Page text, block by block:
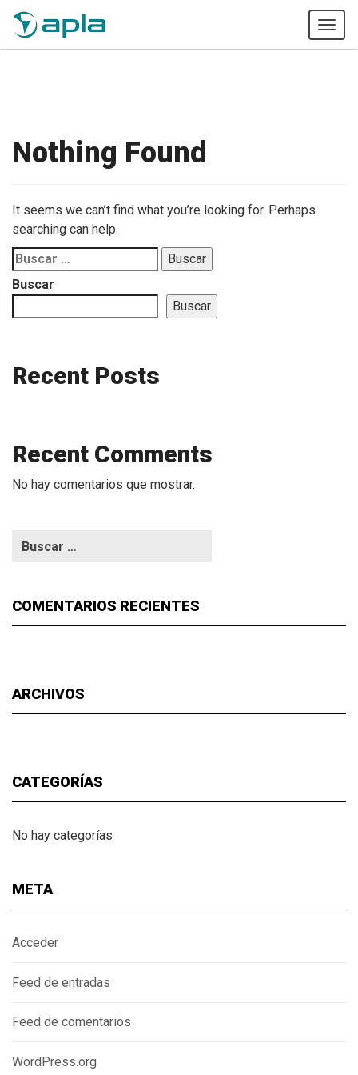
Nothing Found
It seems we can’t find what you’re looking for. Perhaps
searching can help.
Buscar:
Buscar
Buscar
Recent Posts
Recent Comments
No hay comentarios que mostrar.
COMENTARIOS RECIENTES
ARCHIVOS
CATEGORÍAS
No hay categorías
META
Acceder
Feed de entradas
Feed de comentarios
WordPress.org